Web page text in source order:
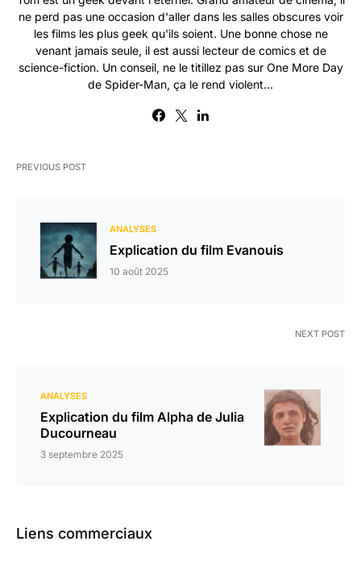
ne perd pas une occasion d'aller dans les salles obscures voir
les films les plus geek qu'ils soient. Une bonne chose ne
venant jamais seule, il est aussi lecteur de comics et de
science-fiction. Un conseil, ne le titillez pas sur One More Day
de Spider-Man, ça le rend violent...
PREVIOUS POST
ANALYSES
Explication du film Evanouis
10 août 2025
NEXT POST
ANALYSES
Explication du film Alpha de Julia
Ducourneau
3 septembre 2025
Liens commerciaux